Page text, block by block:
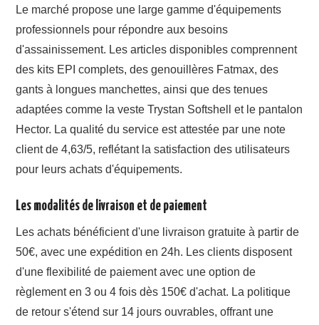
Le marché propose une large gamme d'équipements
professionnels pour répondre aux besoins
d'assainissement. Les articles disponibles comprennent
des kits EPI complets, des genouillères Fatmax, des
gants à longues manchettes, ainsi que des tenues
adaptées comme la veste Trystan Softshell et le pantalon
Hector. La qualité du service est attestée par une note
client de 4,63/5, reflétant la satisfaction des utilisateurs
pour leurs achats d'équipements.
Les modalités de livraison et de paiement
Les achats bénéficient d'une livraison gratuite à partir de
50€, avec une expédition en 24h. Les clients disposent
d'une flexibilité de paiement avec une option de
règlement en 3 ou 4 fois dès 150€ d'achat. La politique
de retour s'étend sur 14 jours ouvrables, offrant une